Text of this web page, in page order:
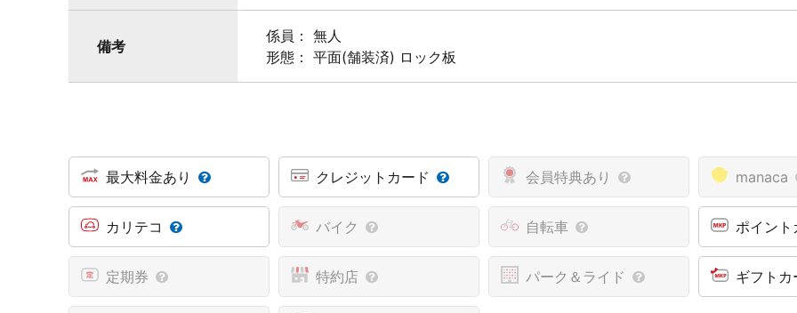
備考
係員： 無人
形態： 平面(舗装済) ロック板
最大料金あり クレジットカード 会員特典あり manaca
カリテコ バイク 自転車 ポイン
定期券 特約店 パーク＆ライド ギフト